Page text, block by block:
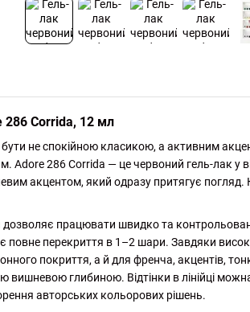
286 Corrida, 12 мл
не спокійною класикою, а активним
Adore 286 Corrida — це червоний гель-лак у
акцентом, який одразу притягує погляд.
дозволяє працювати швидко та
повне перекриття в 1–2 шари. Завдяки
покриття, а й для френча, акцентів,
вишневою глибиною. Відтінки в лінійці
авторських кольорових рішень.